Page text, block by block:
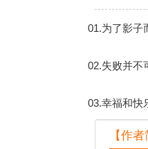
01.为了影子
02.失败并不
03.幸福和快
【作者